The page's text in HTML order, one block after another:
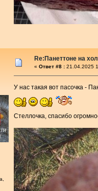
Re:Панеттоне на
« Ответ #8 : 21.04.2025
У нас такая вот пасочка -
Стеллочка, спасибо